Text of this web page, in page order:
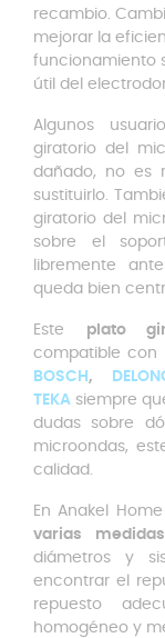
recambio.
mejorar la
funcionamiento
útil del
Algunos
giratorio del
dañado, no es
sustituirlo.
giratorio del
sobre el
libremente
queda bien
Este plato
compatible
BOSCH ,
TEKA siempre
dudas sobre
microondas,
calidad.
En Anakel
varias
diámetros y
encontrar el
repuesto
homogéneo y